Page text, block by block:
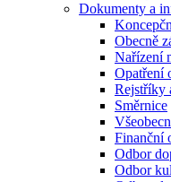
Dokumenty a
Obecně
Nařízení
Opatření
Rejstříky
Směrnice
Finanční
Odbor
Odbor